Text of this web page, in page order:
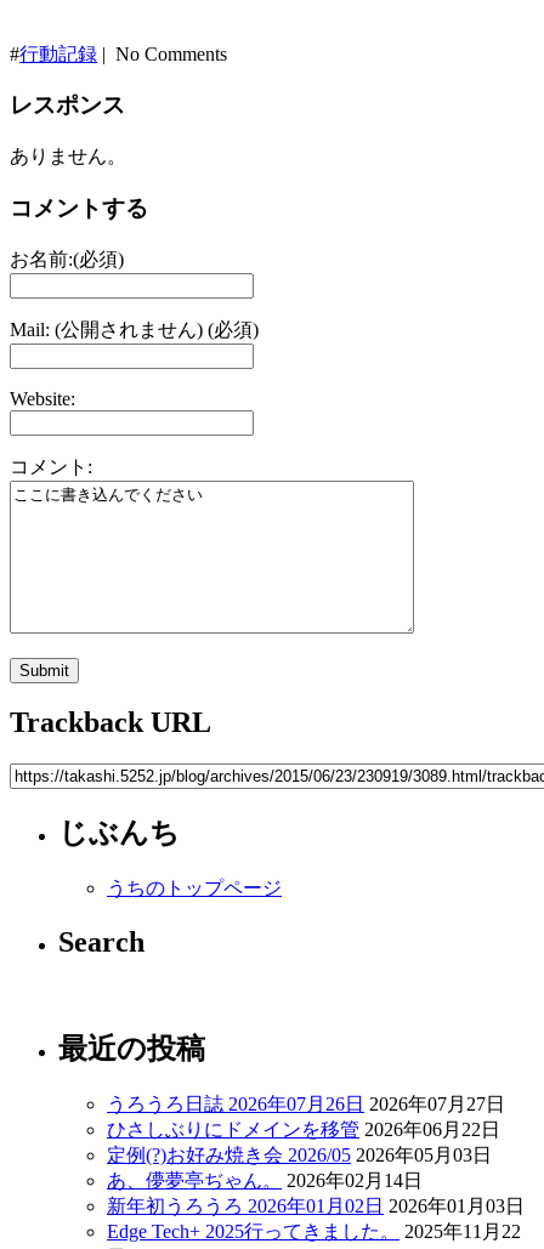
#行動記録 | No Comments
レスポンス
ありません。
コメントする
お名前:(必須)
Mail: (公開されません) (必須)
Website:
コメント:
Trackback URL
じぶんち
うちのトップページ
Search
最近の投稿
うろうろ日誌 2026年07月26日 2026年07月27日
ひさしぶりにドメインを移管 2026年06月22日
定例(?)お好み焼き会 2026/05 2026年05月03日
あ、儚夢亭ぢゃん。
2026年02月14日
新年初うろうろ 2026年01月02日 2026年01月03日
Edge Tech+ 2025行ってきました。
2025年11月22